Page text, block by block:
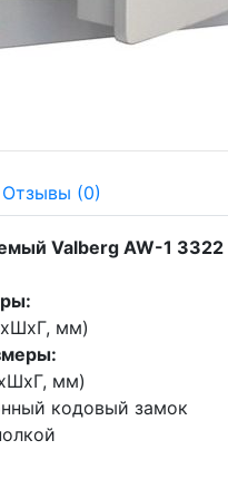
Отзывы (0)
Valberg AW-1 3322
мм)
мм)
кодовый замок